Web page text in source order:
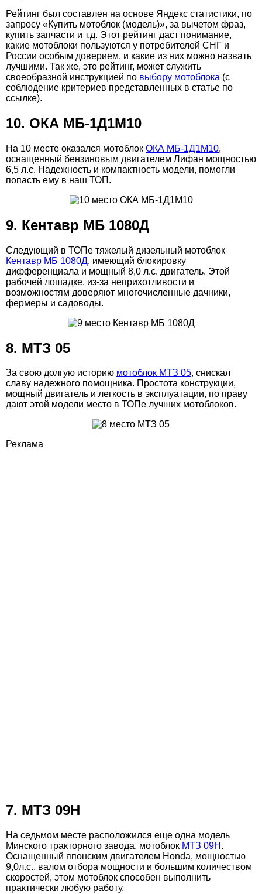
Рейтинг был составлен на основе Яндекс статистики, по
запросу «Купить мотоблок (модель)», за вычетом фраз,
купить запчасти и т.д. Этот рейтинг даст понимание,
какие мотоблоки пользуются у потребителей СНГ и
России особым доверием, и какие из них можно назвать
лучшими. Так же, это рейтинг, может служить
своеобразной инструкцией по выбору мотоблока (с
соблюдение критериев представленных в статье по
ссылке).
10. ОКА МБ-1Д1М10
На 10 месте оказался мотоблок ОКА МБ-1Д1М10,
оснащенный бензиновым двигателем Лифан мощностью
6,5 л.с. Надежность и компактность модели, помогли
попасть ему в наш ТОП.
9. Кентавр МБ 1080Д
Следующий в ТОПе тяжелый дизельный мотоблок
Кентавр МБ 1080Д, имеющий блокировку
дифференциала и мощный 8,0 л.с. двигатель. Этой
рабочей лошадке, из-за неприхотливости и
возможностям доверяют многочисленные дачники,
фермеры и садоводы.
8. МТЗ 05
За свою долгую историю мотоблок МТЗ 05, снискал
славу надежного помощника. Простота конструкции,
мощный двигатель и легкость в эксплуатации, по праву
дают этой модели место в ТОПе лучших мотоблоков.
Реклама
7. МТЗ 09Н
На седьмом месте расположился еще одна модель
Минского тракторного завода, мотоблок МТЗ 09Н .
Оснащенный японским двигателем Honda, мощностью
9,0л.с., валом отбора мощности и большим количеством
скоростей, этом мотоблок способен выполнить
практически любую работу.